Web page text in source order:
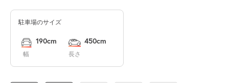
8月15日 (土) ¥500
駐車場のサイズ
幅
190cm
長さ
450cm